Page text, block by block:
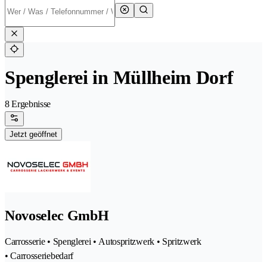
Spenglerei in Müllheim Dorf
8 Ergebnisse
Jetzt geöffnet
Novoselec GmbH
Carrosserie • Spenglerei • Autospritzwerk • Spritzwerk
• Carrosseriebedarf